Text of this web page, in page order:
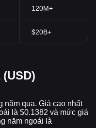
120M+
$20B+
năm qua. Giá cao nhất
là $0.1382 và mức giá
năm ngoái là